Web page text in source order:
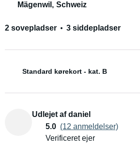
Mägenwil , Schweiz
2 sovepladser 3 siddepladser
Standard kørekort - kat. B
Udlejet af daniel
5.0 (12 anmeldelser)
Verificeret ejer